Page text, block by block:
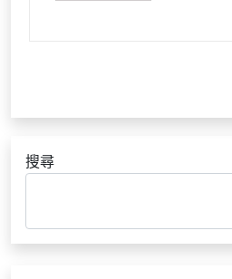
搜尋